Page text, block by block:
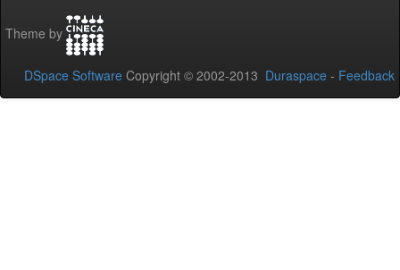
Theme by
DSpace Software Copyright © 2002-2013 Duraspace - Feedback